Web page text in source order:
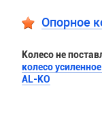
Опорное
Колесо не
колесо
AL-KO